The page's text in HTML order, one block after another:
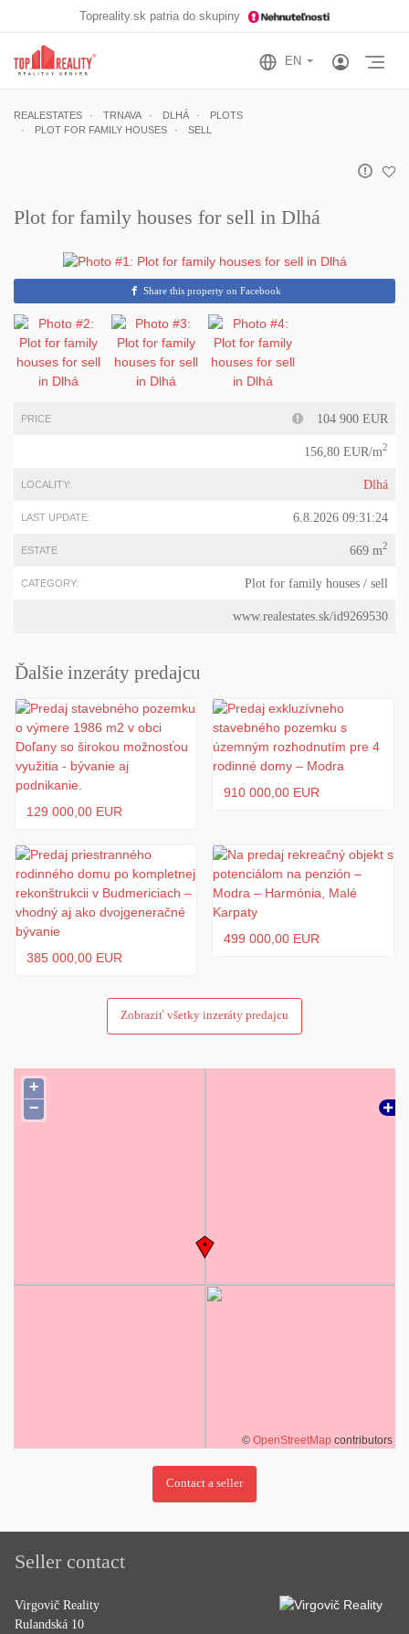
Topreality.sk patria do skupiny
REALESTATES TRNAVA DLHÁ
PLOTS
PLOT FOR FAMILY HOUSES
SELL
Plot for family houses for sell in Dlhá
Share this property on Facebook
PRICE 104 900 EUR
156,80 EUR/m2
LOCALITY: Dlhá
LAST UPDATE: 6.8.2026 09:31:24
ESTATE 669 m2
CATEGORY: Plot for family houses / sell
www.realestates.sk/id9269530
Ďalšie inzeráty predajcu
129 000,00 EUR
910 000,00 EUR
385 000,00 EUR
499 000,00 EUR
Zobraziť všetky inzeráty predajcu
+
−
© OpenStreetMap contributors
Seller contact
Virgovič Reality
Rulandská 10